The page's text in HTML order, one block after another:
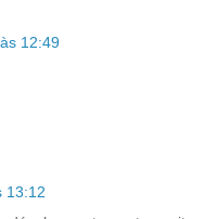
12:49
13:12